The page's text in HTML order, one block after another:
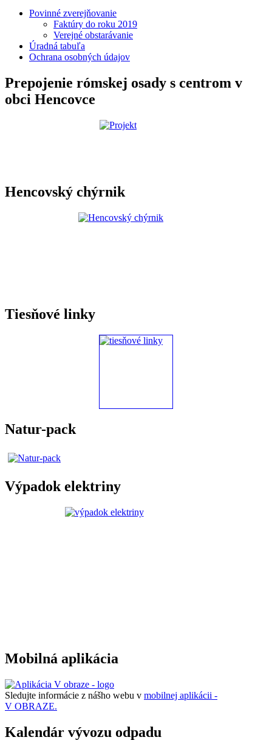
Povinné zverejňovanie
Faktúry do roku 2019
Verejné obstarávanie
Úradná tabuľa
Ochrana osobných údajov
Prepojenie rómskej osady s centrom v
obci Hencovce
Hencovský chýrnik
Tiesňové linky
Natur-pack
Výpadok elektriny
Mobilná aplikácia
Sledujte informácie z nášho webu v mobilnej aplikácii -
V OBRAZE.
Kalendár vývozu odpadu